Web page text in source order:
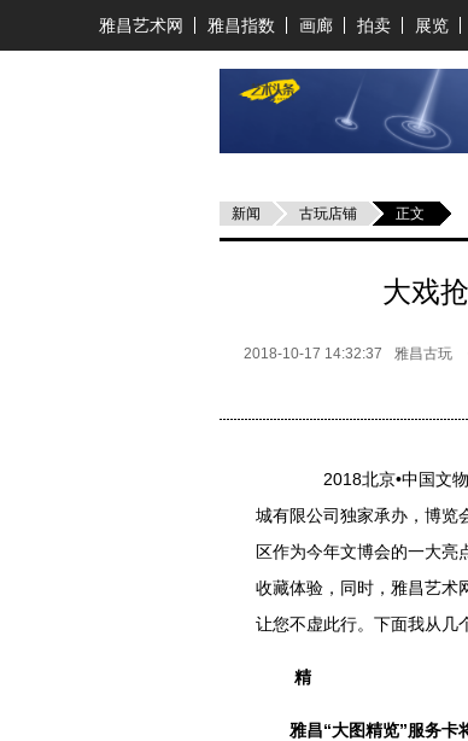
雅昌艺术网 雅昌指数 画廊 拍卖 展览
新闻 古玩店铺 正文
大戏
2018-10-17 14:32:37 雅昌古玩
2018北京•中国文物
城有限公司独家承办，博览
区作为今年文博会的一大亮
收藏体验，同时，雅昌艺
让您不虚此行。下面我从几
精
雅昌“大图精览”服务卡